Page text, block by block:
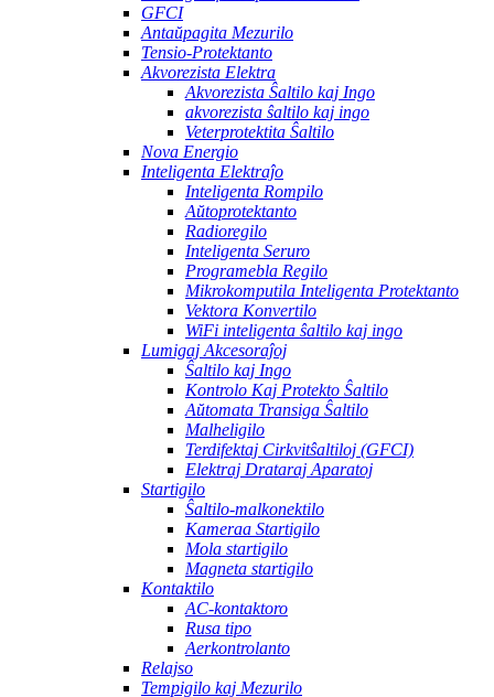
GFCI
Antaŭpagita Mezurilo
Tensio-Protektanto
Akvorezista Elektra
Akvorezista Ŝaltilo kaj Ingo
akvorezista ŝaltilo kaj ingo
Veterprotektita Ŝaltilo
Nova Energio
Inteligenta Elektraĵo
Inteligenta Rompilo
Aŭtoprotektanto
Radioregilo
Inteligenta Seruro
Programebla Regilo
Mikrokomputila Inteligenta Protektanto
Vektora Konvertilo
WiFi inteligenta ŝaltilo kaj ingo
Lumigaj Akcesoraĵoj
Ŝaltilo kaj Ingo
Kontrolo Kaj Protekto Ŝaltilo
Aŭtomata Transiga Ŝaltilo
Malheligilo
Terdifektaj Cirkvitŝaltiloj (GFCI)
Elektraj Drataraj Aparatoj
Startigilo
Ŝaltilo-malkonektilo
Kameraa Startigilo
Mola startigilo
Magneta startigilo
Kontaktilo
AC-kontaktoro
Rusa tipo
Aerkontrolanto
Relajso
Tempigilo kaj Mezurilo